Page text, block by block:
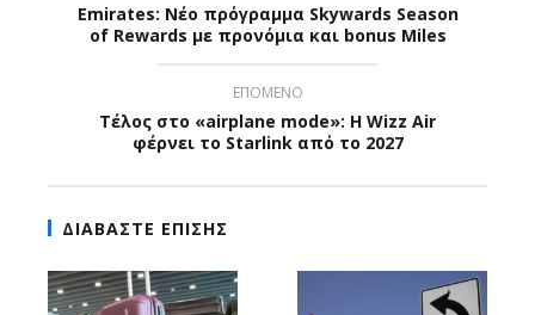
Emirates: Νέο πρόγραμμα Skywards Season
of Rewards με προνόμια και bonus Miles
ΕΠΟΜΕΝΟ
Τέλος στο «airplane mode»: Η Wizz Air
φέρνει το Starlink από το 2027
ΔΙΑΒΑΣΤΕ ΕΠΙΣΗΣ